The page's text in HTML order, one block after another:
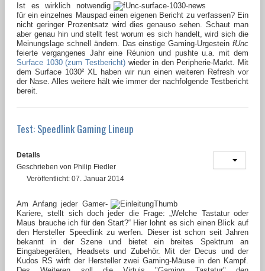
Ist es wirklich notwendig
für ein einzelnes Mauspad einen eigenen Bericht zu verfassen? Ein
nicht geringer Prozentsatz wird dies genauso sehen. Schaut man
aber genau hin und stellt fest worum es sich handelt, wird sich die
Meinungslage schnell ändern. Das einstige Gaming-Urgestein fUnc
feierte vergangenes Jahr eine Réunion und pushte u.a. mit dem
Surface 1030 (zum Testbericht)wieder in den Peripherie-Markt. Mit
dem Surface 1030² XL haben wir nun einen weiteren Refresh vor
der Nase. Alles weitere hält wie immer der nachfolgende Testbericht
bereit.
Test: Speedlink Gaming Lineup
Details
Geschrieben von Philip Fiedler
Veröffentlicht: 07. Januar 2014
Am Anfang jeder Gamer-
Kariere, stellt sich doch jeder die Frage: „Welche Tastatur oder
Maus brauche ich für den Start?“ Hier lohnt es sich einen Blick auf
den Hersteller Speedlink zu werfen. Dieser ist schon seit Jahren
bekannt in der Szene und bietet ein breites Spektrum an
Eingabegeräten, Headsets und Zubehör. Mit der Decus und der
Kudos RS wirft der Hersteller zwei Gaming-Mäuse in den Kampf.